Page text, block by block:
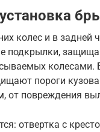
колес и в задней
подкрылки,
колесами.
пороги
от повреждения
отвертка с